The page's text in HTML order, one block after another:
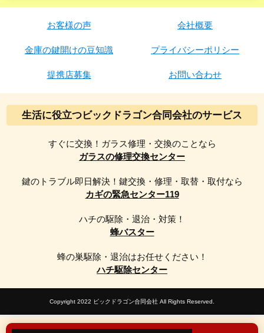
お客様の声 会社概要
金庫の鍵開けの豆知識 プライバシーポリシー
提携店募集 お問い合わせ
生活に役立つビックドラゴン合同会社のサービス
すぐに交換！ガラス修理・交換のことなら
ガラスの修理交換センター
鍵のトラブル即日解決！鍵交換・修理・取替・取付なら
カギの緊急センター119
ハチの駆除・退治・対策！
蜂バスター
蜂の巣駆除・退治はお任せください！
ハチ駆除センター
Copyright 2022 ビックドラゴン合同会社 All Rights Reserved.